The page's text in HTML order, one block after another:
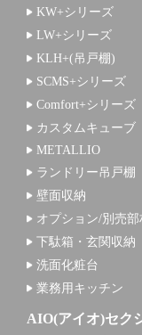
KW+シリーズ
LW+シリーズ
KLH+(吊戸棚)
SCMS+シリーズ
Comfort+シリーズ
カスタムキューブ
METALLIO
ランドリー吊戸棚
壁面収納
オプション/別売部
下駄箱・玄関収納
洗面化粧台
業務用キッチン
AIO(アイオ)セク